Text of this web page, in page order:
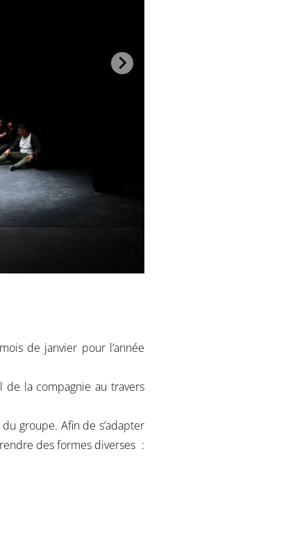
de janvier pour l’année
de la compagnie au travers
groupe. Afin de s’adapter
des formes diverses :